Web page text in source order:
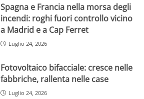
Spagna e Francia nella morsa degli
incendi: roghi fuori controllo vicino
a Madrid e a Cap Ferret
Luglio 24, 2026
Fotovoltaico bifacciale: cresce nelle
fabbriche, rallenta nelle case
Luglio 24, 2026